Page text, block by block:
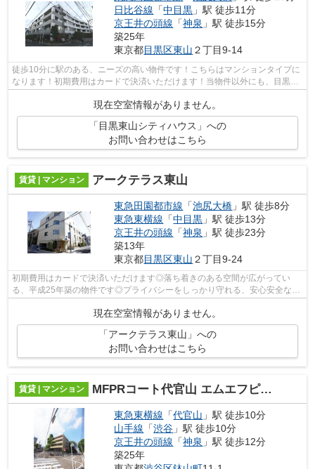
日比谷線 「中目黒 」駅 徒歩11分
京王井の頭線 「神泉 」駅 徒歩15分
築25年
東京都目黒区東山 ２丁目9-14
徒歩10分に駅のある、ニーズの高い物件です！こちらはマンションタイプに
なります！初期費用はカードで決済いただけます！当物件以外にも、目黒区
内にはさまざまな物件がございます！...
現在空室情報がありません。
「目黒東山シティハウス」への
お問い合わせはこちら
賃貸 | マンション アークテラス東山
東急田園都市線 「池尻大橋 」駅 徒歩8分
東急東横線 「中目黒 」駅 徒歩13分
京王井の頭線 「神泉 」駅 徒歩23分
築13年
東京都目黒区東山 ２丁目9-24
初期費用はカードで決済いただけます◎落ち着きのある空間が広がってい
る、平成25年築の物件です◎プライバシーをしっかり守れる、安心安全なマ
現在空室情報がありません。
「アークテラス東山」への
お問い合わせはこちら
賃貸 | マンション MFPRコート代官山 エムエフピーアールコート代官山
東急東横線 「代官山 」駅 徒歩10分
山手線 「渋谷 」駅 徒歩10分
京王井の頭線 「神泉 」駅 徒歩12分
築25年